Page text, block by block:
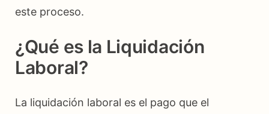
este proceso.
¿Qué es la Liquidación
Laboral?
La liquidación laboral es el pago que el